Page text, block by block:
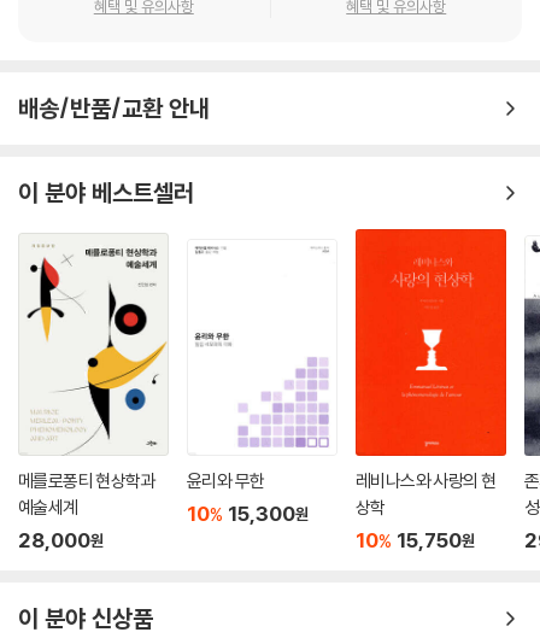
리 등 신체 부위가 절단된 사람이 그 부위를 여전히 자신의 몸으로 느끼는
규범적으로 젠더화된 주체에도 해당되는 사실”(13쪽)이다. 그리고 이 논
이러한 이중성은 비단 트랜스 체현만의 문제가 아니다. 트랜스 몸은 ‘느끼
선명하게 드러내는 자리다.
느껴지는 몸, 읽히는 몸
게일 샐러먼은 1부에서 정신분석학과 현상학에 초점을 맞춰 트랜스 체현
을 지지할 이론적 기반을 마련한다. 정신분석학과 현상학은 정신적인 것과
물질적인 것이 어떻게 서로 연결되는지, 그래서 주체가 자신의 몸을 어떻
게 인식하게 되는지 정교한 설명을 제공하며, 주체가 자기 몸을 느끼는 감
각과 외부에서 인식되는 몸 사이의 거리를 이론화했다. 저자는 이러한 정
신분석과 현상학의 강점을, 트랜스들이 몸, 자아, 정체성을 인식하고 형성
하는 방식을 병리화하지 않는 이론을 만드는 데 쓴다. 2부는 트랜스젠더 이
하고자 하는 점, 그리고 ‘사회적 구성’과 엮이고 싶어 하지 않는 경향에 비
- 엘리자베스 그로스 (《몸 페미니즘을 향해》 저자)
에서 굳어진 이론적 입장들을 재구성한다는 것을 설득력 있게 보여준다.”
혜택 및 유의사항 혜택 및 유의사항
배송/반품/교환 안내
이 분야 베스트셀러
메를로퐁티 현상학과
예술세계
28,000원
윤리와 무한
10% 15,300원
레비나스와 사랑의 현
상학
10% 15,750원
이 분야 신상품